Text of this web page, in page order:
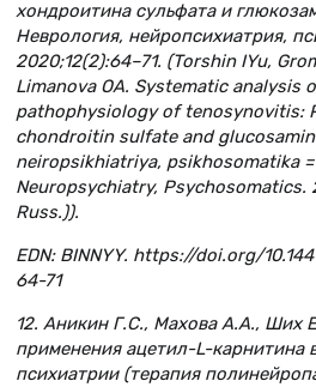
хондроитина сульфата и
Неврология, нейропсихиатрия,
2020;12(2):64–71. (Torshin IYu,
Limanova OA. Systematic analysis
pathophysiology of tenosynovitis:
chondroitin sulfate and
neiropsikhiatriya, psikhosomatika =
Neuropsychiatry, Psychosomatics.
Russ.)).
EDN: BINNYY. https://doi.org/
64-71
12. Аникин Г.С., Махова А.А., Ших
применения ацетил-L-карнитина
психиатрии (терапия